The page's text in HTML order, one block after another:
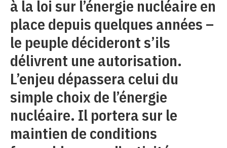
à la loi sur l’énergie nucléaire en
place depuis quelques années –
le peuple décideront s’ils
délivrent une autorisation.
L’enjeu dépassera celui du
simple choix de l’énergie
nucléaire. Il portera sur le
maintien de conditions